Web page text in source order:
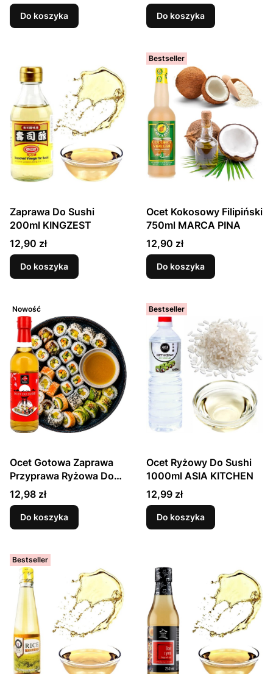
Do koszyka Do koszyka
Zaprawa Do Sushi
200ml KINGZEST
Cena
12,90 zł
Do koszyka
Bestseller
Ocet Kokosowy Filipiński
750ml MARCA PINA
Cena
12,90 zł
Do koszyka
Nowość
Ocet Gotowa Zaprawa
Przyprawa Ryżowa Do
Sushi i Japońskich
Potraw 500ml SAKURA
Cena
12,98 zł
Do koszyka
Bestseller
Ocet Ryżowy Do Sushi
1000ml ASIA KITCHEN
Cena
12,99 zł
Do koszyka
Bestseller